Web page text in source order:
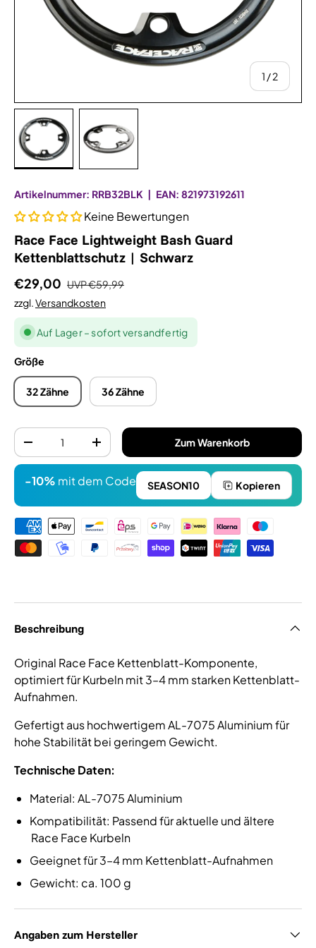
1 /von
2
Artikelnummer: RRB32BLK | EAN: 821973192611
Keine Bewertungen
Race Face Lightweight Bash Guard
Kettenblattschutz | Schwarz
€29,00 UVP€59,99
zzgl.Versandkosten
Auf Lager – sofort versandfertig
Größe
32 Zähne 36 Zähne
Anzahl
-
+ Zum Warenkorb
-10% mit dem Code SEASON10 Kopieren
Zahlungsmethoden
Beschreibung
Original Race Face Kettenblatt-Komponente,
optimiert für Kurbeln mit 3–4 mm starken Kettenblatt-
Aufnahmen.
Gefertigt aus hochwertigem AL-7075 Aluminium für
hohe Stabilität bei geringem Gewicht.
Technische Daten:
Material: AL-7075 Aluminium
Kompatibilität: Passend für aktuelle und ältere
Race Face Kurbeln
Geeignet für 3–4 mm Kettenblatt-Aufnahmen
Gewicht: ca. 100 g
Angaben zum Hersteller